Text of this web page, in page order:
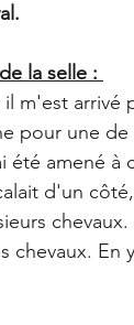
la selle :
il m'est
pour une
été amené à
d'un
chevaux.